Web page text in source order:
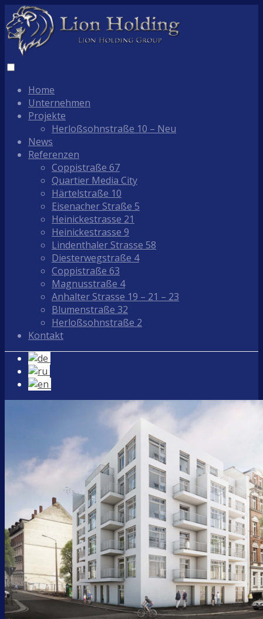
Home
Unternehmen
Projekte
Herloßsohnstraße 10 – Neu
News
Referenzen
Coppistraße 67
Quartier Media City
Härtelstraße 10
Eisenacher Straße 5
Heinickestrasse 21
Heinickestrasse 9
Lindenthaler Strasse 58
Diesterwegstraße 4
Coppistraße 63
Magnusstraße 4
Anhalter Strasse 19 – 21 – 23
Blumenstraße 32
Herloßsohnstraße 2
Kontakt